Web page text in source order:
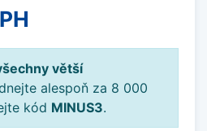
větší
alespoň za 8 000
kód MINUS3.